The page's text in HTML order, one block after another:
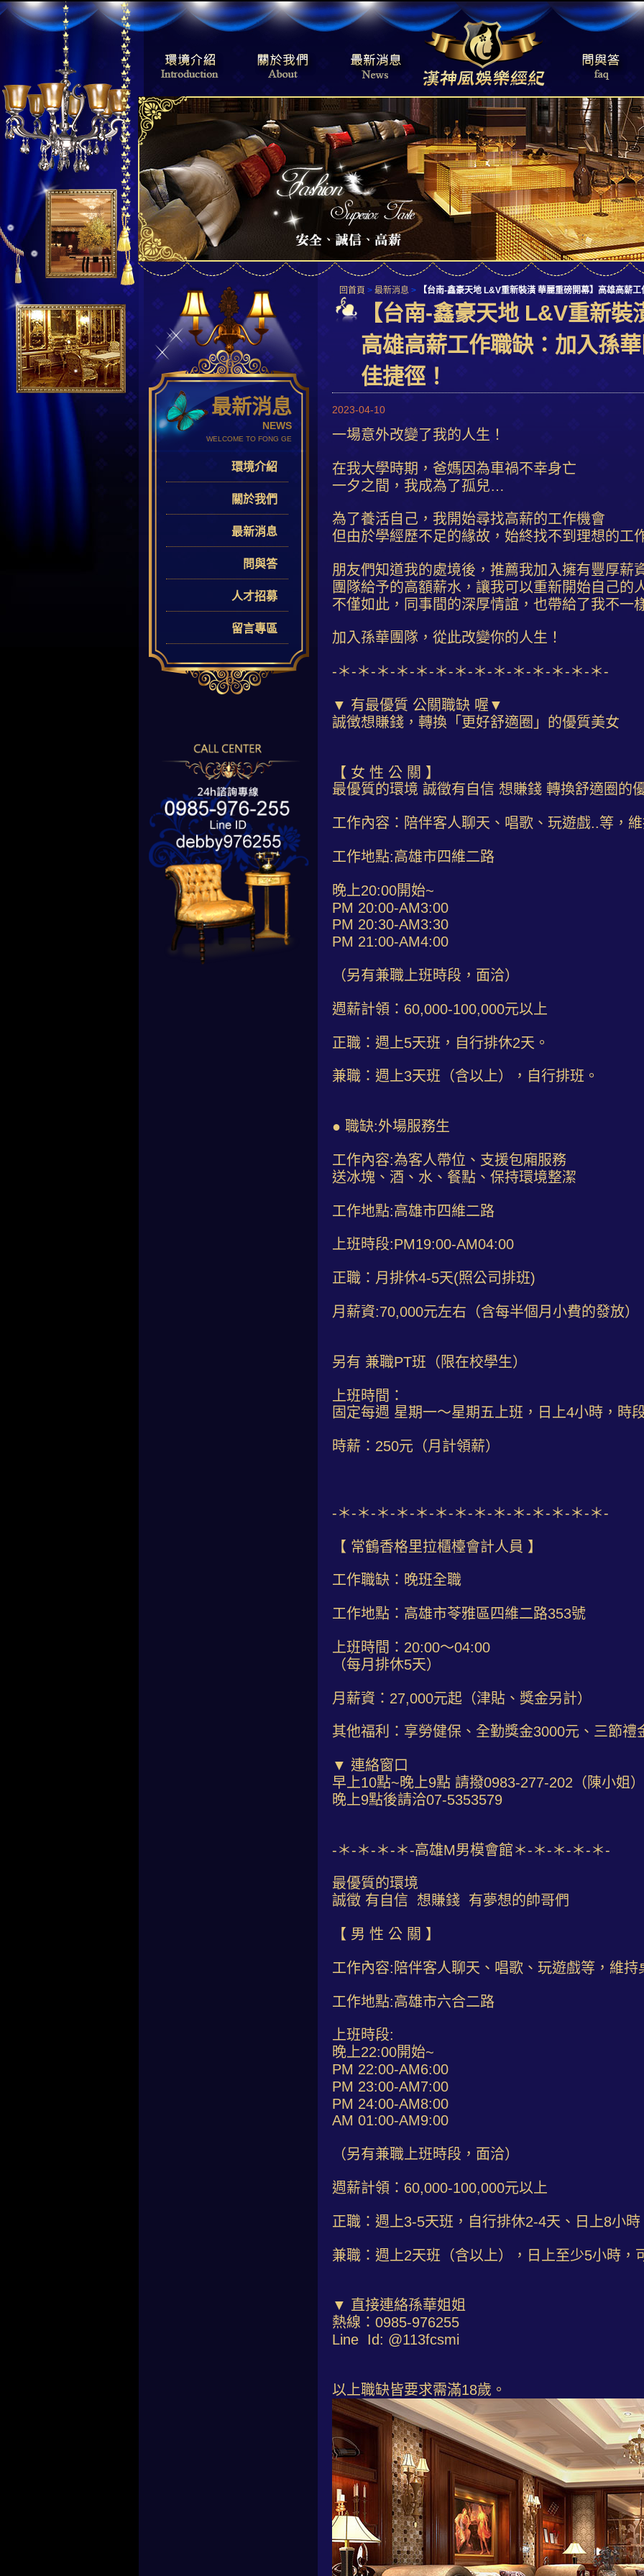
最新消息
NEWS
WELCOME TO FONG GE
環境介紹
關於我們
最新消息
問與答
人才招募
留言專區
回首頁 > 最新消息 > 【台南-鑫豪天地 L&V重新裝潢 華麗重磅開幕】高雄高薪
【台南-鑫豪天地 L&V重新
高雄高薪工作職缺：加入孫
佳捷徑！
2023-04-10
一場意外改變了我的人生！
在我大學時期，爸媽因為車禍不幸身亡
一夕之間，我成為了孤兒…
為了養活自己，我開始尋找高薪的工作機會
但由於學經歷不足的緣故，始終找不到理想的工
朋友們知道我的處境後，推薦我加入擁有豐厚薪
團隊給予的高額薪水，讓我可以重新開始自己的
不僅如此，同事間的深厚情誼，也帶給了我不一
加入孫華團隊，從此改變你的人生！
-＊-＊-＊-＊-＊-＊-＊-＊-＊-＊-＊-＊-＊-＊-
▼ 有最優質 公關職缺 喔▼
誠徴想賺錢，轉換「更好舒適圈」的優質美女
【 女 性 公 關 】
最優質的環境 誠徵有自信 想賺錢 轉換舒適圈的
工作內容：陪伴客人聊天、唱歌、玩遊戲..等，
工作地點:高雄市四維二路
晚上20:00開始~
PM 20:00-AM3:00
PM 20:30-AM3:30
PM 21:00-AM4:00
（另有兼職上班時段，面洽）
週薪計領：60,000-100,000元以上
正職：週上5天班，自行排休2天。
兼職：週上3天班（含以上），自行排班。
● 職缺:外場服務生
工作內容:為客人帶位、支援包廂服務
送冰塊、酒、水、餐點、保持環境整潔
工作地點:高雄市四維二路
上班時段:PM19:00-AM04:00
正職：月排休4-5天(照公司排班)
月薪資:70,000元左右（含每半個月小費的發放）
另有 兼職PT班（限在校學生）
上班時間：
固定每週 星期一～星期五上班，日上4小時，時
時薪：250元（月計領薪）
-＊-＊-＊-＊-＊-＊-＊-＊-＊-＊-＊-＊-＊-＊-
【 常鶴香格里拉櫃檯會計人員 】
工作職缺：晚班全職
工作地點：高雄市苓雅區四維二路353號
上班時間：20:00～04:00
（每月排休5天）
月薪資：27,000元起（津貼、獎金另計）
其他福利：享勞健保、全勤獎金3000元、三節禮
▼ 連絡窗口
早上10點~晚上9點 請撥0983-277-202（陳小姐）
晚上9點後請洽07-5353579
-＊-＊-＊-＊-高雄M男模會館＊-＊-＊-＊-＊-
最優質的環境
誠徵 有自信 想賺錢 有夢想的帥哥們
【 男 性 公 關 】
工作內容:陪伴客人聊天、唱歌、玩遊戲等，維持
工作地點:高雄市六合二路
上班時段:
晚上22:00開始~
PM 22:00-AM6:00
PM 23:00-AM7:00
PM 24:00-AM8:00
AM 01:00-AM9:00
（另有兼職上班時段，面洽）
週薪計領：60,000-100,000元以上
正職：週上3-5天班，自行排休2-4天、日上8小時
兼職：週上2天班（含以上），日上至少5小時，
▼ 直接連絡孫華姐姐
熱線：0985-976255
Line Id: @113fcsmi
以上職缺皆要求需滿18歲。